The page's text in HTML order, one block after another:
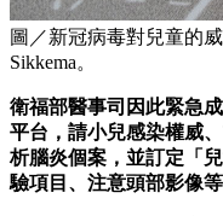
圖／新冠病毒對兒童的
Sikkema。
衛福部醫事司因此緊急
平台，請小兒感染權威
析腦炎個案，並訂定「
驗項目、注意頭部影像